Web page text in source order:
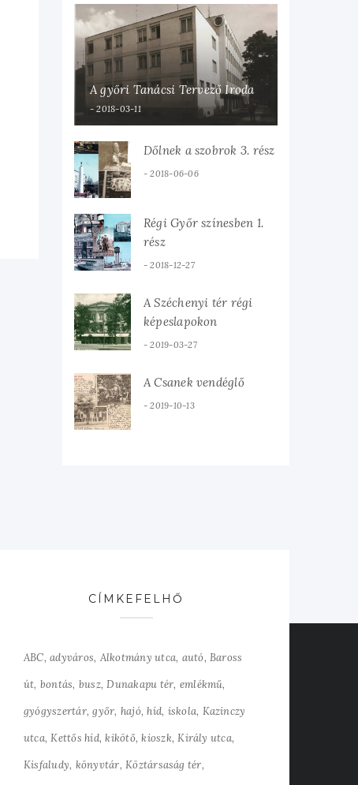
A győri Tanácsi Tervező Iroda
2018-03-11
Dőlnek a szobrok 3. rész
2018-06-06
Régi Győr színesben 1.
rész
2018-12-27
A Széchenyi tér régi
képeslapokon
2019-03-27
A Csanek vendéglő
2019-10-13
CÍMKEFELHŐ
ABC adyváros Alkotmány utca autó Baross
út bontás busz Dunakapu tér emlékmű
gyógyszertár győr hajó híd iskola Kazinczy
utca Kettős híd kikötő kioszk Király utca
Kisfaludy könyvtár Köztársaság tér